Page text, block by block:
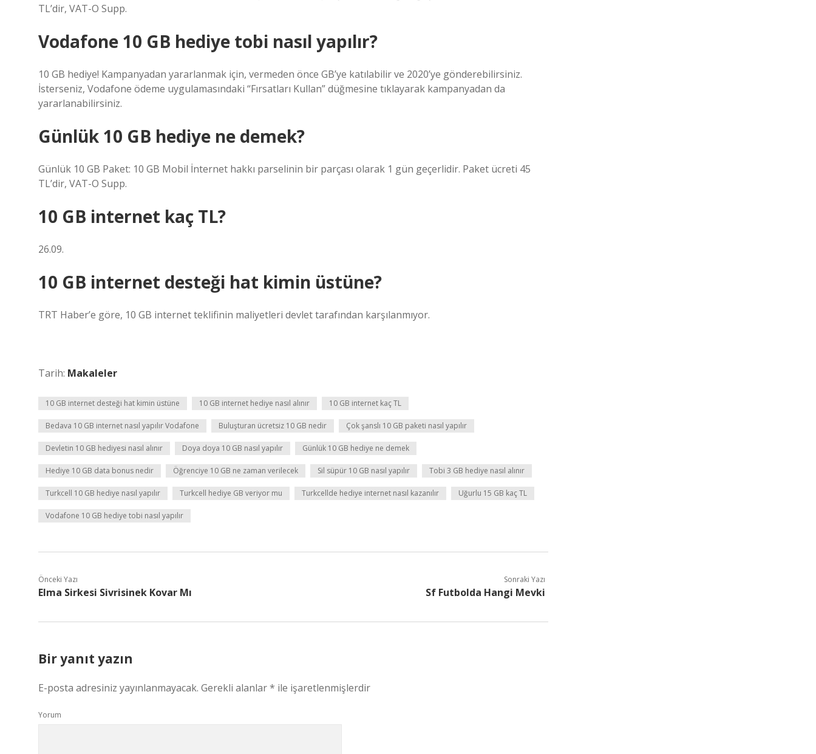
TL’dir, VAT-O Supp.
Vodafone 10 GB hediye tobi nasıl yapılır?
10 GB hediye! Kampanyadan yararlanmak için, vermeden önce GB’ye katılabilir ve 2020’ye gönderebilirsiniz.
İsterseniz, Vodafone ödeme uygulamasındaki “Fırsatları Kullan” düğmesine tıklayarak kampanyadan da
yararlanabilirsiniz.
Günlük 10 GB hediye ne demek?
Günlük 10 GB Paket: 10 GB Mobil İnternet hakkı parselinin bir parçası olarak 1 gün geçerlidir. Paket ücreti 45
TL’dir, VAT-O Supp.
10 GB internet kaç TL?
26.09.
10 GB internet desteği hat kimin üstüne?
TRT Haber’e göre, 10 GB internet teklifinin maliyetleri devlet tarafından karşılanmıyor.
Tarih: Makaleler
10 GB internet desteği hat kimin üstüne 10 GB internet hediye nasıl alınır 10 GB internet kaç TL
Bedava 10 GB internet nasıl yapılır Vodafone Buluşturan ücretsiz 10 GB nedir Çok şanslı 10 GB paketi nasıl yapılır
Devletin 10 GB hediyesi nasıl alınır Doya doya 10 GB nasıl yapılır Günlük 10 GB hediye ne demek
Hediye 10 GB data bonus nedir Öğrenciye 10 GB ne zaman verilecek Sil süpür 10 GB nasıl yapılır Tobi 3 GB hediye nasıl alınır
Turkcell 10 GB hediye nasıl yapılır Turkcell hediye GB veriyor mu Turkcellde hediye internet nasıl kazanılır Uğurlu 15 GB kaç TL
Vodafone 10 GB hediye tobi nasıl yapılır
Önceki Yazı
Elma Sirkesi Sivrisinek Kovar Mı
Sonraki Yazı
Sf Futbolda Hangi Mevki
Bir yanıt yazın
E-posta adresiniz yayınlanmayacak. Gerekli alanlar* ile işaretlenmişlerdir
Yorum